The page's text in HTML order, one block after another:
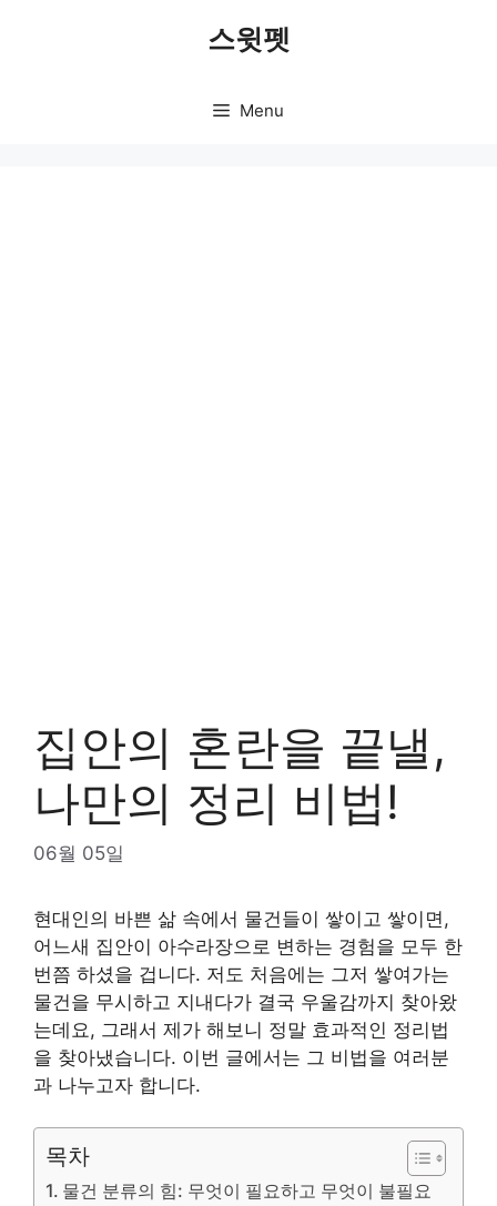
스윗펫
Menu
집안의 혼란을 끝낼,
나만의 정리 비법!
06월 05일
현대인의 바쁜 삶 속에서 물건들이 쌓이고 쌓이면,
어느새 집안이 아수라장으로 변하는 경험을 모두 한
번쯤 하셨을 겁니다. 저도 처음에는 그저 쌓여가는
물건을 무시하고 지내다가 결국 우울감까지 찾아왔
는데요, 그래서 제가 해보니 정말 효과적인 정리법
을 찾아냈습니다. 이번 글에서는 그 비법을 여러분
과 나누고자 합니다.
목차
물건 분류의 힘: 무엇이 필요하고 무엇이 불필요